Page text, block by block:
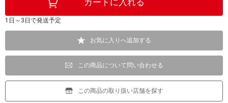
1日～3日で発送予定
お気に入りへ追加する
この商品について問い合わせる
この商品の取り扱い店舗を探す